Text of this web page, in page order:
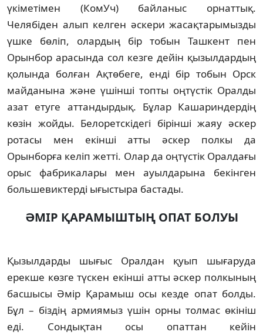
үкiметiмен (КомУч) байланыс орнаттық.
Челябiден алып келген әскери жасақтарымызды
үшке бөлiп, олардың бiр тобын Ташкент пен
Орынбор арасында сол кезге дейiн қызылдардың
қолында болған Ақтөбеге, ендi бiр тобын Орск
майданына және үшiншi топты оңтүстiк Оралды
азат етуге аттандырдық. Бұлар Кашариндердiң
көзiн жойды. Белоретскiдегi бiрiншi жаяу әскер
ротасы мен екiншi атты әскер полкы да
Орынборға келiп жеттi. Олар да оңтүстiк Оралдағы
орыс фабрикалары мен ауылдарына бекiнген
большевиктердi ығыстыра бастады.
ӘМIР ҚАРАМЫШТЫҢ ОПАТ БОЛУЫ
Қызылдарды шығыс Оралдан қуып шығаруда
ерекше көзге түскен екiншi атты әскер полкының
басшысы Әмiр Қарамыш осы кезде опат болды.
Бұл – бiздiң армиямыз үшiн орны толмас өкiнiш
едi. Сондықтан осы опаттан кейiн